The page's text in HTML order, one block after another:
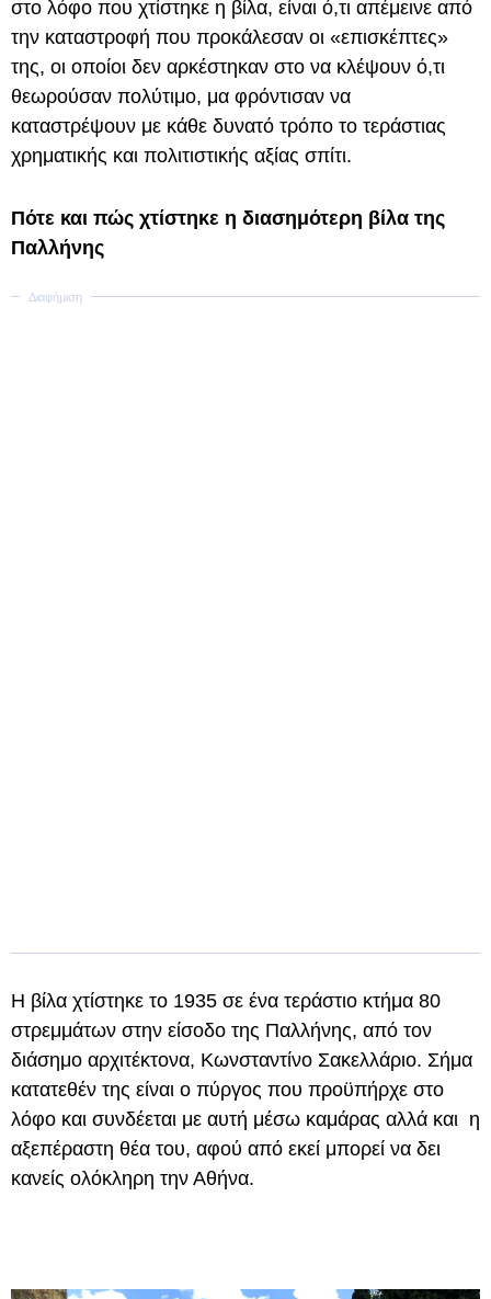
στο λόφο που χτίστηκε η βίλα, είναι ό,τι απέμεινε από
την καταστροφή που προκάλεσαν οι «επισκέπτες»
της, οι οποίοι δεν αρκέστηκαν στο να κλέψουν ό,τι
θεωρούσαν πολύτιμο, μα φρόντισαν να
καταστρέψουν με κάθε δυνατό τρόπο το τεράστιας
χρηματικής και πολιτιστικής αξίας σπίτι.
Πότε και πώς χτίστηκε η διασημότερη βίλα της
Παλλήνης
Η βίλα χτίστηκε το 1935 σε ένα τεράστιο κτήμα 80
στρεμμάτων στην είσοδο της Παλλήνης, από τον
διάσημο αρχιτέκτονα, Κωνσταντίνο Σακελλάριο. Σήμα
κατατεθέν της είναι ο πύργος που προϋπήρχε στο
λόφο και συνδέεται με αυτή μέσω καμάρας αλλά και η
αξεπέραστη θέα του, αφού από εκεί μπορεί να δει
κανείς ολόκληρη την Αθήνα.